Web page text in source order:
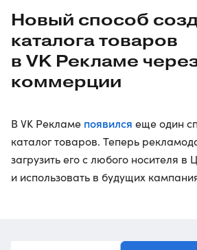
Новый способ
каталога товаров
в VK Рекламе
коммерции
В VK Рекламе появился еще один
каталог товаров. Теперь
загрузить его с любого носителя
и использовать в будущих